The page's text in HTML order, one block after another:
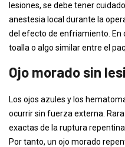
lesiones, se debe tener
anestesia local durante la
del efecto de enfriamiento. En
toalla o algo similar entre el
Ojo morado sin
Los ojos azules y los
ocurrir sin fuerza externa.
exactas de la ruptura
Por tanto, un ojo morado